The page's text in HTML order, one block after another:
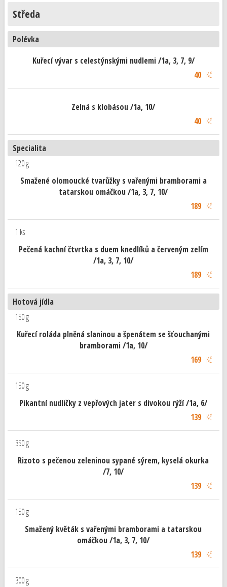
Středa
Polévka
Kuřecí vývar s celestýnskými nudlemi /1a, 3, 7, 9/
40Kč
Zelná s klobásou /1a, 10/
40Kč
Specialita
120 g
Smažené olomoucké tvarůžky s vařenými bramborami a
tatarskou omáčkou /1a, 3, 7, 10/
189Kč
1 ks
Pečená kachní čtvrtka s duem knedlíků a červeným zelím
/1a, 3, 7, 10/
189Kč
Hotová jídla
150 g
Kuřecí roláda plněná slaninou a špenátem se šťouchanými
bramborami /1a, 10/
169Kč
150 g
Pikantní nudličky z vepřových jater s divokou rýží /1a, 6/
139Kč
350 g
Rizoto s pečenou zeleninou sypané sýrem, kyselá okurka
/7, 10/
139Kč
150 g
Smažený květák s vařenými bramborami a tatarskou
omáčkou /1a, 3, 7, 10/
139Kč
300 g